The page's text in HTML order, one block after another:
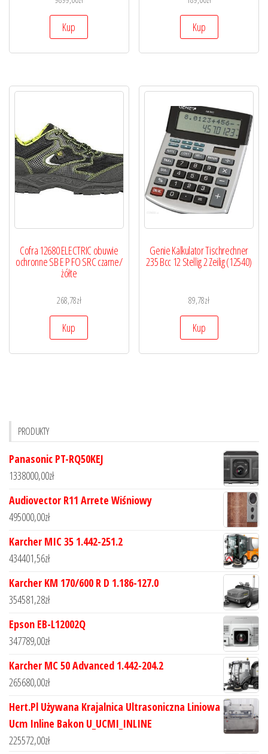
Kup Kup
Cofra 12680 ELECTRIC obuwie
ochronne SB E P FO SRC czarne/
żółte
268,78zł
Kup
Genie Kalkulator Tischrechner
235 Bcc 12 Stellig 2 Zeilig (12540)
89,78zł
Kup
PRODUKTY
Panasonic PT-RQ50KEJ
1338000,00zł
Audiovector R11 Arrete Wiśniowy
495000,00zł
Karcher MIC 35 1.442-251.2
434401,56zł
Karcher KM 170/600 R D 1.186-127.0
354581,28zł
Epson EB-L12002Q
347789,00zł
Karcher MC 50 Advanced 1.442-204.2
265680,00zł
Hert.Pl Używana Krajalnica Ultrasoniczna Liniowa
Ucm Inline Bakon U_UCMI_INLINE
225572,00zł